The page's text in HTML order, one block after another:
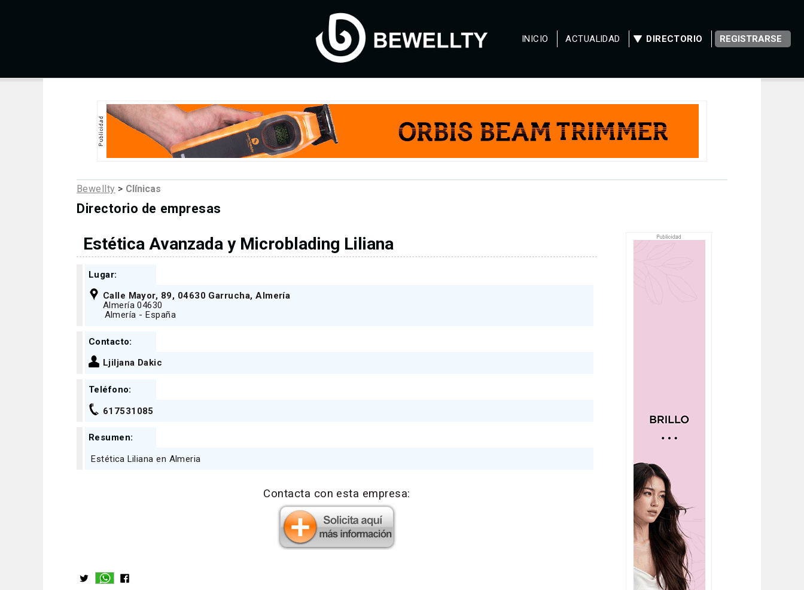
INICIO ACTUALIDAD DIRECTORIO REGISTRARSE
Bewellty > Clínicas
Directorio de empresas
Estética Avanzada y Microblading Liliana
Lugar:
Calle Mayor, 89, 04630 Garrucha, Almería
Almería 04630
Almería - España
Contacto:
Ljiljana Dakic
Teléfono:
617531085
Resumen:
Estética Liliana en Almeria
Contacta con esta empresa: